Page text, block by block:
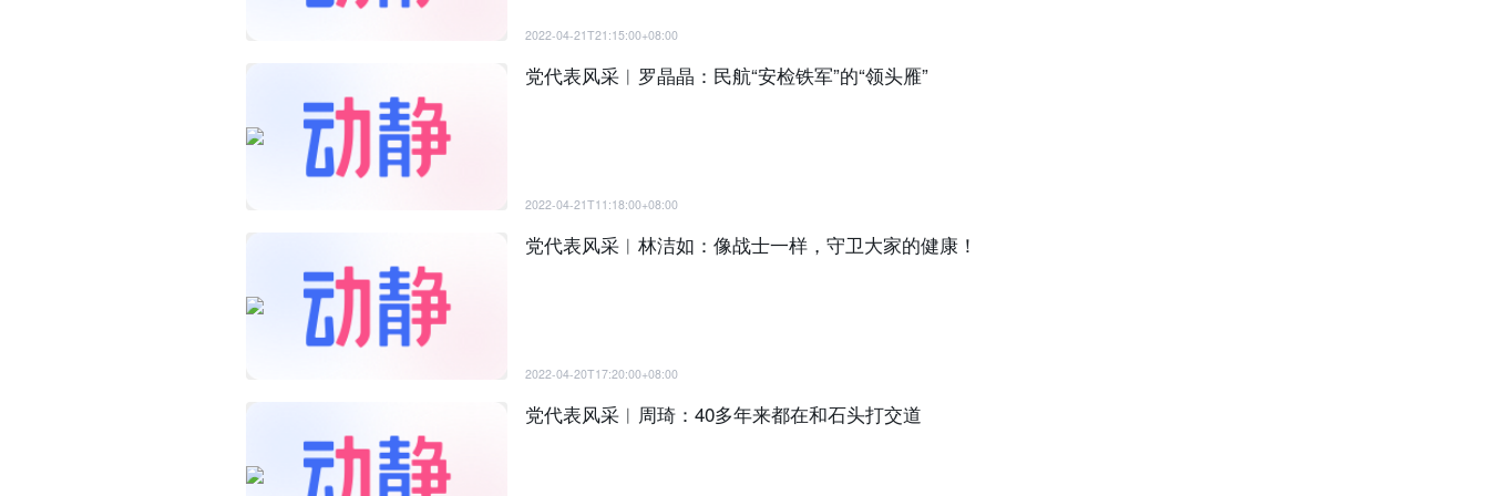
2022-04-21T21:15:00+08:00
党代表风采︱罗晶晶：民航“安检铁军”的“领头雁”
2022-04-21T11:18:00+08:00
党代表风采︱林洁如：像战士一样，守卫大家的健康！
2022-04-20T17:20:00+08:00
党代表风采︱周琦：40多年来都在和石头打交道